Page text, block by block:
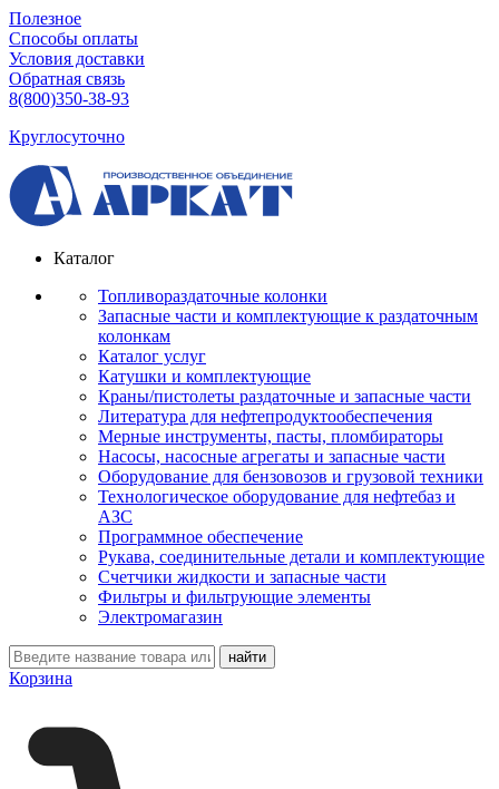
Полезное
Способы оплаты
Условия доставки
Обратная связь
8(800)350-38-93
Круглосуточно
Каталог
Топливораздаточные колонки
Запасные части и комплектующие к раздаточным
колонкам
Каталог услуг
Катушки и комплектующие
Краны/пистолеты раздаточные и запасные части
Литература для нефтепродуктообеспечения
Мерные инструменты, пасты, пломбираторы
Насосы, насосные агрегаты и запасные части
Оборудование для бензовозов и грузовой техники
Технологическое оборудование для нефтебаз и
АЗС
Программное обеспечение
Рукава, соединительные детали и комплектующие
Счетчики жидкости и запасные части
Фильтры и фильтрующие элементы
Электромагазин
Корзина